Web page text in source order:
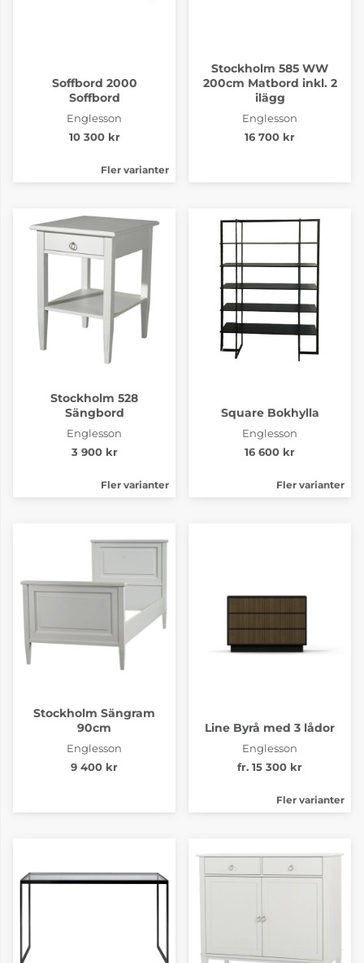
Soffbord 2000
Soffbord
Englesson
10 300 kr
Fler varianter
Stockholm 585 WW
200cm Matbord inkl. 2
ilägg
Englesson
16 700 kr
Stockholm 528
Sängbord
Englesson
3 900 kr
Fler varianter
Square Bokhylla
Englesson
16 600 kr
Fler varianter
Stockholm Sängram
90cm
Englesson
9 400 kr
Line Byrå med 3 lådor
Englesson
fr. 15 300 kr
Fler varianter